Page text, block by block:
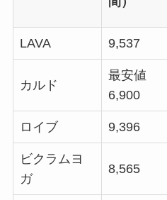
LAVA 9,537
カルド
最安値
6,900
ロイブ 9,396
ビクラムヨ
ガ
8,565